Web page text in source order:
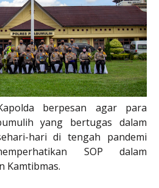
berpesan agar para
yang bertugas dalam
hari di tengah pandemi
SOP dalam
Kamtibmas.